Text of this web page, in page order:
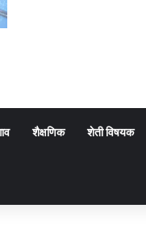
शैक्षणिक शेती विषयक